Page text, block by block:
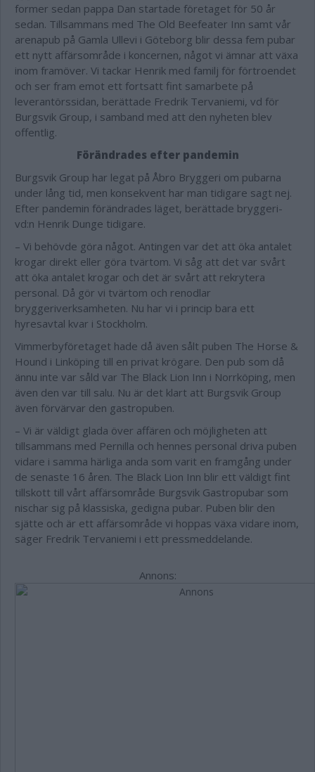
former sedan pappa Dan startade företaget för 50 år
sedan. Tillsammans med The Old Beefeater Inn samt vår
arenapub på Gamla Ullevi i Göteborg blir dessa fem pubar
ett nytt affärsområde i koncernen, något vi ämnar att växa
inom framöver. Vi tackar Henrik med familj för förtroendet
och ser fram emot ett fortsatt fint samarbete på
leverantörssidan, berättade Fredrik Tervaniemi, vd för
Burgsvik Group, i samband med att den nyheten blev
offentlig.
Förändrades efter pandemin
Burgsvik Group har legat på Åbro Bryggeri om pubarna
under lång tid, men konsekvent har man tidigare sagt nej.
Efter pandemin förändrades läget, berättade bryggeri-
vd:n Henrik Dunge tidigare.
– Vi behövde göra något. Antingen var det att öka antalet
krogar direkt eller göra tvärtom. Vi såg att det var svårt
att öka antalet krogar och det är svårt att rekrytera
personal. Då gör vi tvärtom och renodlar
bryggeriverksamheten. Nu har vi i princip bara ett
hyresavtal kvar i Stockholm.
Vimmerbyföretaget hade då även sålt puben The Horse &
Hound i Linköping till en privat krögare. Den pub som då
ännu inte var såld var The Black Lion Inn i Norrköping, men
även den var till salu. Nu är det klart att Burgsvik Group
även förvärvar den gastropuben.
– Vi är väldigt glada över affären och möjligheten att
tillsammans med Pernilla och hennes personal driva puben
vidare i samma härliga anda som varit en framgång under
de senaste 16 åren. The Black Lion Inn blir ett väldigt fint
tillskott till vårt affärsområde Burgsvik Gastropubar som
nischar sig på klassiska, gedigna pubar. Puben blir den
sjätte och är ett affärsområde vi hoppas växa vidare inom,
säger Fredrik Tervaniemi i ett pressmeddelande.
Annons: